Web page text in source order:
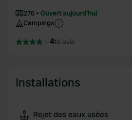
276
Ouvert aujourd'hui
Campings
410 avis
Installations
Rejet des eaux usées